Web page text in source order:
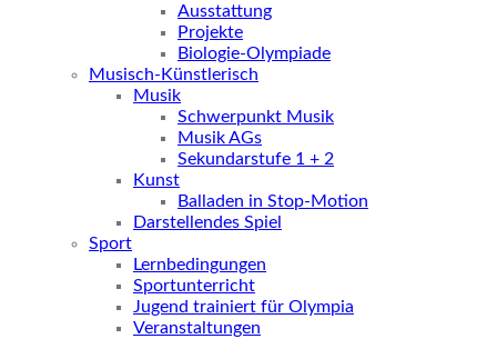
Ausstattung
Projekte
Biologie-Olympiade
Musisch-Künstlerisch
Musik
Schwerpunkt Musik
Musik AGs
Sekundarstufe 1 + 2
Kunst
Balladen in Stop-Motion
Darstellendes Spiel
Sport
Lernbedingungen
Sportunterricht
Jugend trainiert für Olympia
Veranstaltungen